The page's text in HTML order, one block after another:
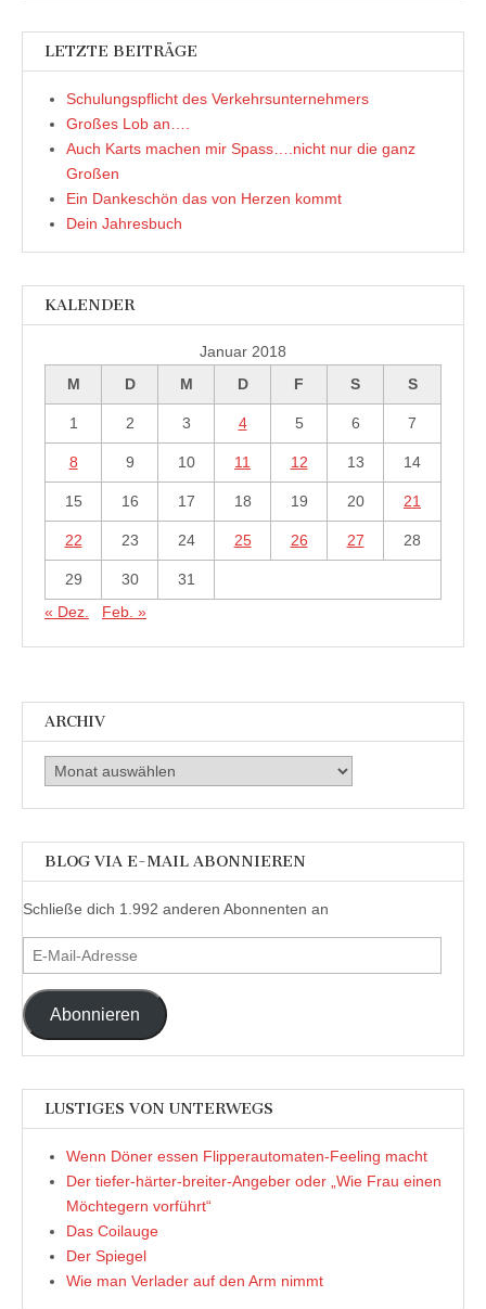
LETZTE BEITRÄGE
Schulungspflicht des Verkehrsunternehmers
Großes Lob an….
Auch Karts machen mir Spass….nicht nur die ganz
Großen
Ein Dankeschön das von Herzen kommt
Dein Jahresbuch
KALENDER
Januar 2018
M
D M D F S S
1 2 3 4 5 6 7
8 9 10 11 12 13 14
15 16 17 18 19 20 21
22 23 24 25 26 27 28
29 30
31
« Dez.
Feb. »
ARCHIV
Archiv
BLOG VIA E-MAIL ABONNIEREN
Schließe dich 1.992 anderen Abonnenten an
E-
Mail-
Adresse
Abonnieren
LUSTIGES VON UNTERWEGS
Wenn Döner essen Flipperautomaten-Feeling macht
Der tiefer-härter-breiter-Angeber oder „Wie Frau einen
Möchtegern vorführt“
Das Coilauge
Der Spiegel
Wie man Verlader auf den Arm nimmt